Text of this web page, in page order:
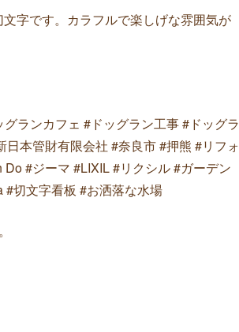
字です。カラフルで楽しげな雰囲気が
ランカフェ #ドッグラン工事 #ドッグラ
本管財有限会社 #奈良市 #押熊 #リフォ
#ジーマ #LIXIL #リクシル #ガーデン
切文字看板 #お洒落な水場